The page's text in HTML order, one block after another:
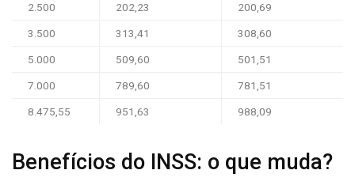
2.500 202,23 200,69
3.500 313,41 308,60
5.000 509,60 501,51
7.000 789,60 781,51
8.475,55 951,63 988,09
Benefícios do INSS: o que muda?